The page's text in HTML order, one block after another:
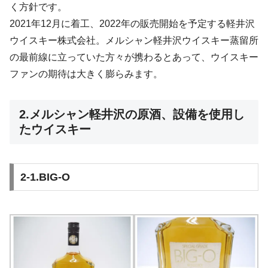
く方針です。
2021年12月に着工、2022年の販売開始を予定する軽井沢
ウイスキー株式会社。メルシャン軽井沢ウイスキー蒸留所
の最前線に立っていた方々が携わるとあって、ウイスキー
ファンの期待は大きく膨らみます。
2.メルシャン軽井沢の原酒、設備を使用し
たウイスキー
2-1.BIG-O